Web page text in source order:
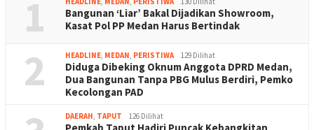
1
Bangunan ‘Liar’ Bakal Dijadikan Showroom,
Kasat Pol PP Medan Harus Bertindak
2 HEADLINE MEDAN PERISTIWA 129 Dilihat
Diduga Dibeking Oknum Anggota DPRD Medan,
Dua Bangunan Tanpa PBG Mulus Berdiri, Pemko
Kecolongan PAD
DAERAH TAPUT 126 Dilihat
Pemkab Taput Hadiri Puncak Kebangkitan